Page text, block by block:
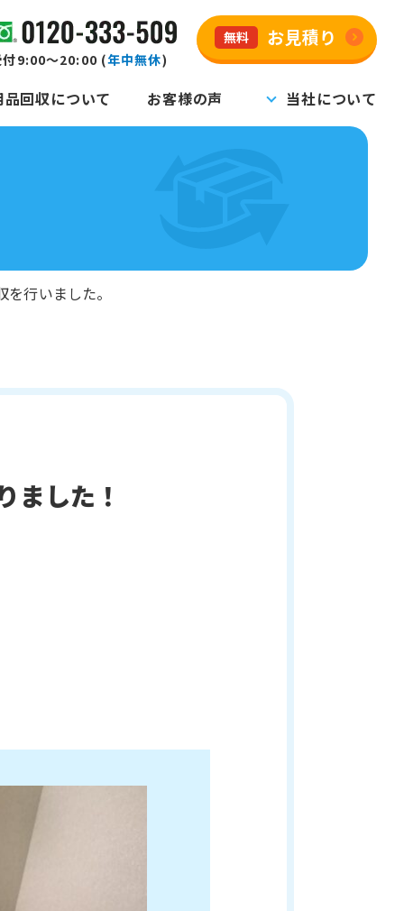
付9:00～20:00 (年中無休)
無料 お見積り
品回収について お客様の声 当社について
行いました。
ました！